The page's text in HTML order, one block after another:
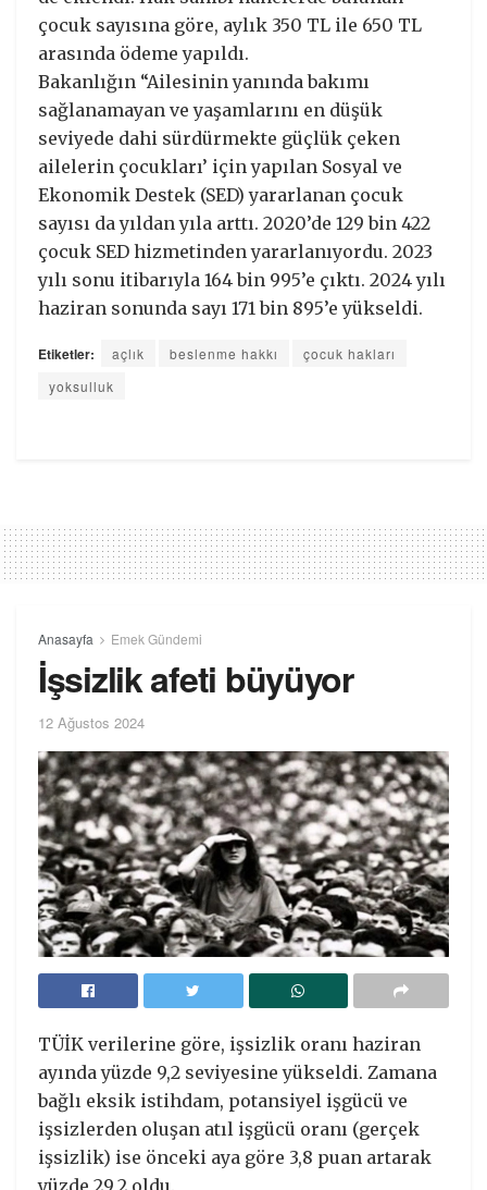
çocuk sayısına göre, aylık 350 TL ile 650 TL
arasında ödeme yapıldı.
Bakanlığın “Ailesinin yanında bakımı
sağlanamayan ve yaşamlarını en düşük
seviyede dahi sürdürmekte güçlük çeken
ailelerin çocukları’ için yapılan Sosyal ve
Ekonomik Destek (SED) yararlanan çocuk
sayısı da yıldan yıla arttı. 2020’de 129 bin 422
çocuk SED hizmetinden yararlanıyordu. 2023
yılı sonu itibarıyla 164 bin 995’e çıktı. 2024 yılı
haziran sonunda sayı 171 bin 895’e yükseldi.
Etiketler: açlık beslenme hakkı
çocuk hakları
yoksulluk
Anasayfa Emek Gündemi
İşsizlik afeti büyüyor
12 Ağustos 2024
TÜİK verilerine göre, işsizlik oranı haziran
ayında yüzde 9,2 seviyesine yükseldi. Zamana
bağlı eksik istihdam, potansiyel işgücü ve
işsizlerden oluşan atıl işgücü oranı (gerçek
işsizlik) ise önceki aya göre 3,8 puan artarak